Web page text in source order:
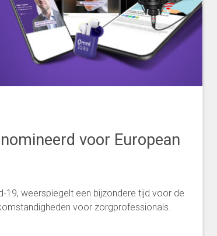
voor European
19, weerspiegelt een bijzondere tijd voor de
voor zorgprofessionals.